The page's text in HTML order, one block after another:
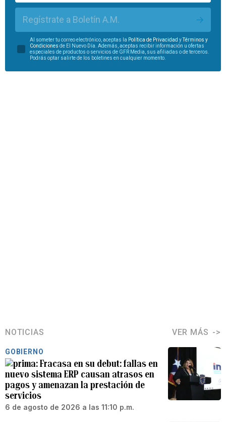
Regístrate a Boletín A.M.
Al someter tu correo electrónico, aceptas la Política de Privacidad yTérminos y
Condiciones de El Nuevo Día. Además, aceptas recibir información u ofertas
especiales de productos o servicios de GFR Media, sus afiliadas o de terceros.
Podrás optar salirte de los boletines en cualquier momento.
NOTICIAS VER MÁS
GOBIERNO
Fracasa en su debut: fallas en
nuevo sistema ERP causan atrasos en
pagos y amenazan la prestación de
servicios
6 de agosto de 2026 a las 11:10 p.m.